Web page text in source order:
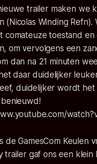
trailer maken we
(Nicolas Winding Refn).
comateuze toestand en
om vervolgens een
dan na 21 minuten
daar duidelijker
duidelijker wordt het
de GamesCom Keulen
trailer gaf ons een klein